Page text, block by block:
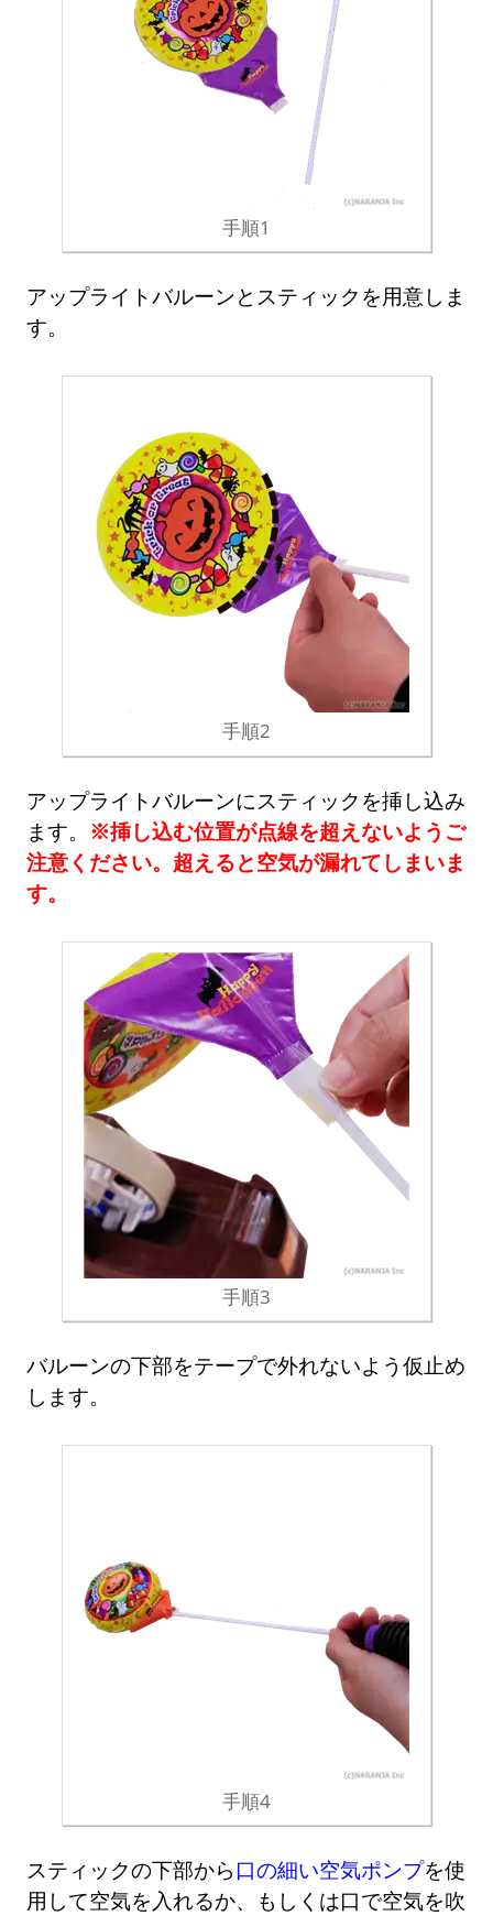
手順1
アップライトバルーンとスティックを用意しま
す。
手順2
アップライトバルーンにスティックを挿し込み
ます。 ※挿し込む位置が点線を超えないようご
注意ください。超えると空気が漏れてしまいま
す。
手順3
バルーンの下部をテープで外れないよう仮止め
します。
手順4
スティックの下部から 口の細い空気ポンプを使
用して空気を入れるか、もしくは口で空気を吹